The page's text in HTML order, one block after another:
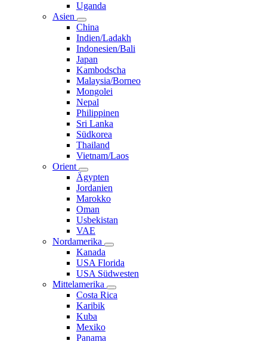
Uganda
Asien
China
Indien/Ladakh
Indonesien/Bali
Japan
Kambodscha
Malaysia/Borneo
Mongolei
Nepal
Philippinen
Sri Lanka
Südkorea
Thailand
Vietnam/Laos
Orient
Ägypten
Jordanien
Marokko
Oman
Usbekistan
VAE
Nordamerika
Kanada
USA Florida
USA Südwesten
Mittelamerika
Costa Rica
Karibik
Kuba
Mexiko
Panama